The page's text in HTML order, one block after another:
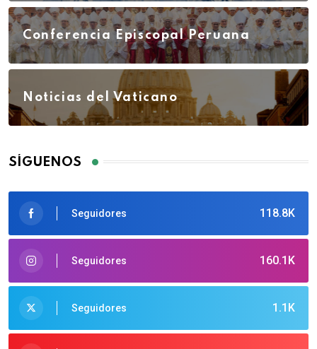
Conferencia Episcopal Peruana
Noticias del Vaticano
SÍGUENOS
118.8K
Seguidores
160.1K
Seguidores
1.1K
Seguidores